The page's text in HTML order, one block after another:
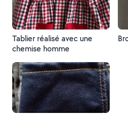
Tablier réalisé avec une
chemise homme